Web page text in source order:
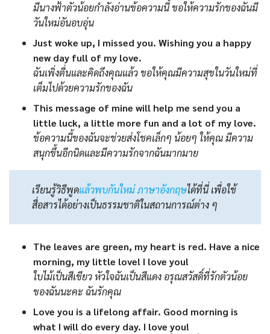
มีนางฟ้าตัวน้อยกำลังอ่านข้อความนี้ ขอให้ความรักของฉันมี
วันใหม่อันอบอุ่น
Just woke up, I missed you. Wishing you a happy
new day full of my love.
ฉันเพิ่งตื่นและคิดถึงคุณแล้ว ขอให้คุณมีความสุขในวันใหม่ที่
เต็มไปด้วยความรักของฉัน
This message of mine will help me send you a
little luck, a little more fun and a lot of my love.
ข้อความนี้ของฉันจะช่วยส่งโชคเล็กๆ น้อยๆ ให้คุณ มีความ
สนุกขึ้นอีกนิดและมีความรักจากฉันมากมาย
เรียนรู้วิธีพูดแล้วพบกันใหม่ ภาษาอังกฤษได้ที่นี่ เพื่อใช้
สื่อสารได้อย่างเป็นธรรมชาติในสถานการณ์ต่าง ๆ
The leaves are green, my heart is red. Have a nice
morning, my little love! I love you!
ใบไม้เป็นสีเขียว หัวใจฉันเป็นสีแดง อรุณสวัสดิ์ที่รักตัวน้อย
ของฉันนะคะ ฉันรักคุณ
Love you is a lifelong affair. Good morning is
what I will do every day. I love you!